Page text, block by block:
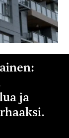
ja